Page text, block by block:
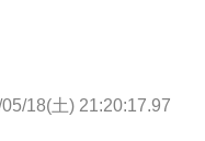
18(土) 21:20:17.97